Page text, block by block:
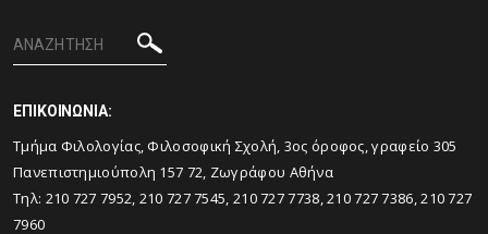
ΕΠΙΚΟΙΝΩΝΙΑ:
Tμήμα Φιλολογίας, Φιλοσοφική Σχολή, 3ος όροφος, γραφείο 305
Πανεπιστημιούπολη 157 72, Ζωγράφου Αθήνα
Τηλ: 210 727 7952, 210 727 7545, 210 727 7738, 210 727 7386, 210 727
7960